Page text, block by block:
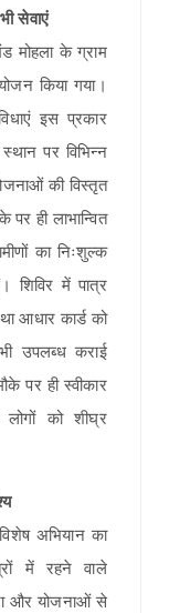
सेवाएं
मोहला के ग्राम
किया गया।
इस प्रकार
पर विभिन्न
की विस्तृत
पर ही लाभान्वित
का निःशुल्क
शिविर में पात्र
आधार कार्ड को
उपलब्ध कराई
पर ही स्वीकार
को शीघ्र
अभियान का
में रहने वाले
और योजनाओं से